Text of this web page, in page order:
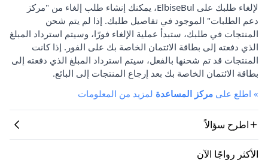
لإلغاء طلبك على ElbiseBul، يمكنك إنشاء طلب إلغاء من "مركز
دعم الطلبات" الموجود في تفاصيل طلبك. إذا لم يتم شحن
المنتجات في طلبك، ستبدأ عملية الإلغاء فورًا، وسيتم استرداد المبلغ
الذي دفعته إلى بطاقة الائتمان الخاصة بك على الفور. إذا كانت
المنتجات قد تم شحنها بالفعل، سيتم استرداد المبلغ الذي دفعته إلى
بطاقة الائتمان الخاصة بك بعد إرجاع المنتجات إلى البائع.
» اطلع على مركز المساعدة لمزيد من المعلومات
اطرح سؤالاً
الأكثر رواجًا الآن